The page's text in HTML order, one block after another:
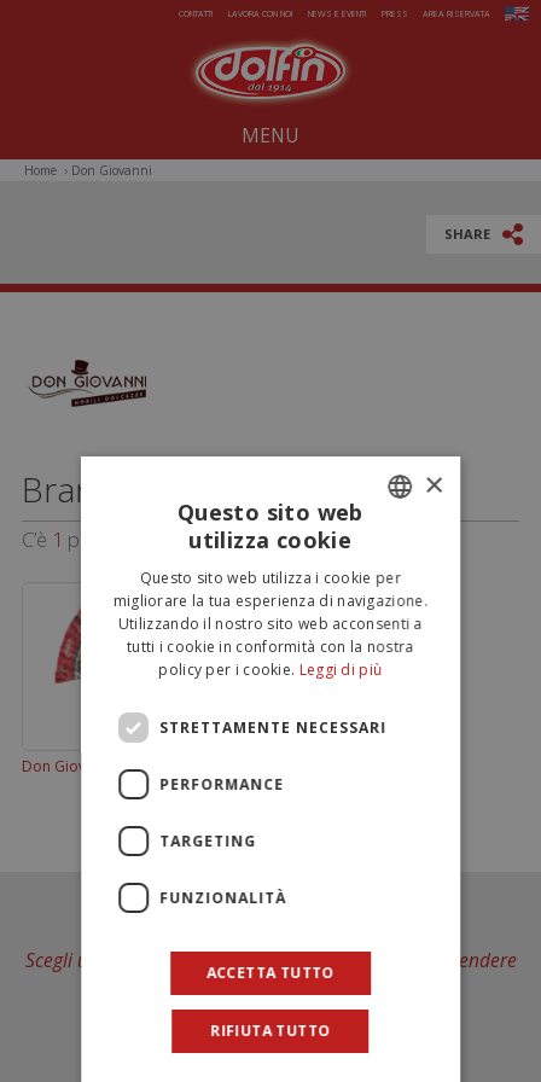
Salta al contenuto principaleCONTATTI LAVORA CON NOI NEWS E EVENTI PRESS AREA RISERVATA
MENU
Home › Don Giovanni
SHARE
Brand
C’è 1 prodotto di questo brand
Don Giovanni 300 g
Scegli un Brand... e scopri in quanti modi puoi sorprendere
il tuo bambino
ENGLISH
×
Questo sito web
utilizza cookie
Questo sito web utilizza i cookie per
migliorare la tua esperienza di navigazione.
Utilizzando il nostro sito web acconsenti a
tutti i cookie in conformità con la nostra
policy per i cookie. Leggi di più
STRETTAMENTE NECESSARI
PERFORMANCE
TARGETING
FUNZIONALITÀ
ACCETTA TUTTO
RIFIUTA TUTTO